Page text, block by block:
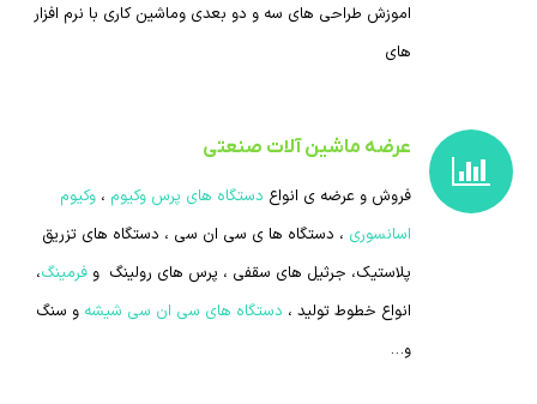
اموزش طراحی های سه و دو بعدی وماشین کاری با نرم افزار
های
عرضه ماشین آلات صنعتی
فروش و عرضه ی انواع دستگاه های پرس وکیوم ، وکیوم
اسانسوری ، دستگاه ها ی سی ان سی ، دستگاه های تزریق
پلاستیک، جرثیل های سقفی ، پرس های رولینگ و فرمینگ،
انواع خطوط تولید ، دستگاه های سی ان سی شیشه و سنگ
و…